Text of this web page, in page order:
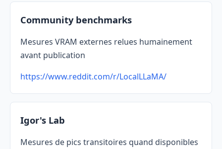
Community benchmarks
Mesures VRAM externes relues humainement
avant publication
https://www.reddit.com/r/LocalLLaMA/
Igor's Lab
Mesures de pics transitoires quand disponibles